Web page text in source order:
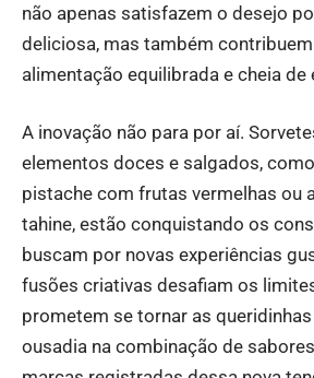
não apenas satisfazem o desejo
deliciosa, mas também
alimentação equilibrada e cheia de
A inovação não para por aí.
elementos doces e salgados,
pistache com frutas vermelhas ou
tahine, estão conquistando os
buscam por novas experiências
fusões criativas desafiam os
prometem se tornar as
ousadia na combinação de